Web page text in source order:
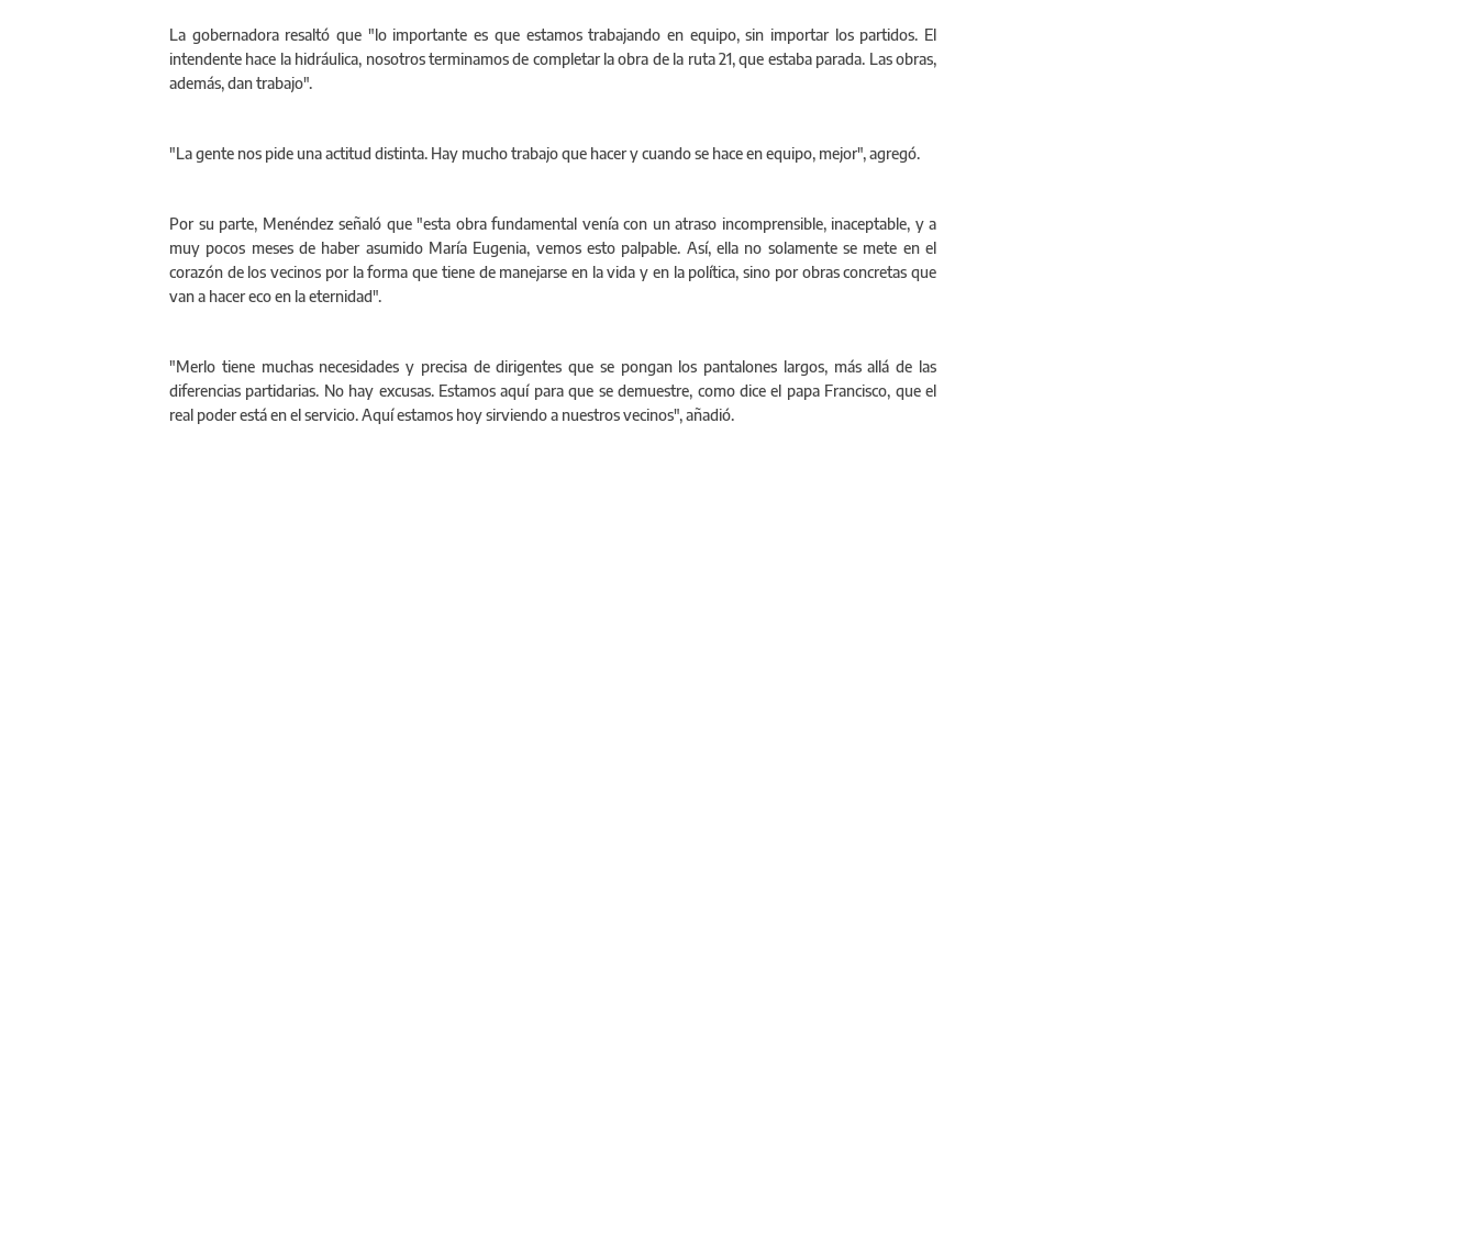
La gobernadora resaltó que "lo importante es que estamos trabajando en equipo, sin importar los partidos. El
intendente hace la hidráulica, nosotros terminamos de completar la obra de la ruta 21, que estaba parada. Las obras,
además, dan trabajo".
"La gente nos pide una actitud distinta. Hay mucho trabajo que hacer y cuando se hace en equipo, mejor", agregó.
Por su parte, Menéndez señaló que "esta obra fundamental venía con un atraso incomprensible, inaceptable, y a
muy pocos meses de haber asumido María Eugenia, vemos esto palpable. Así, ella no solamente se mete en el
corazón de los vecinos por la forma que tiene de manejarse en la vida y en la política, sino por obras concretas que
van a hacer eco en la eternidad".
"Merlo tiene muchas necesidades y precisa de dirigentes que se pongan los pantalones largos, más allá de las
diferencias partidarias. No hay excusas. Estamos aquí para que se demuestre, como dice el papa Francisco, que el
real poder está en el servicio. Aquí estamos hoy sirviendo a nuestros vecinos", añadió.